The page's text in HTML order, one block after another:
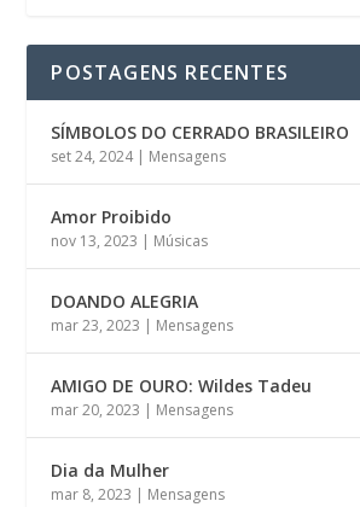
POSTAGENS RECENTES
SÍMBOLOS DO CERRADO BRASILEIRO
set 24, 2024| Mensagens
Amor Proibido
nov 13, 2023 | Músicas
DOANDO ALEGRIA
mar 23, 2023 | Mensagens
AMIGO DE OURO: Wildes Tadeu
mar 20, 2023 | Mensagens
Dia da Mulher
mar 8, 2023 | Mensagens